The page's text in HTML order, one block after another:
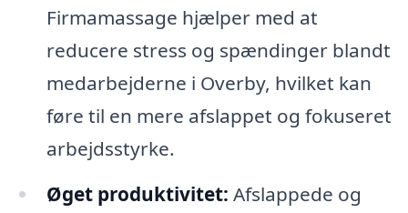
Firmamassage hjælper med at
reducere stress og spændinger blandt
medarbejderne i Overby, hvilket kan
føre til en mere afslappet og fokuseret
arbejdsstyrke.
Øget produktivitet: Afslappede og